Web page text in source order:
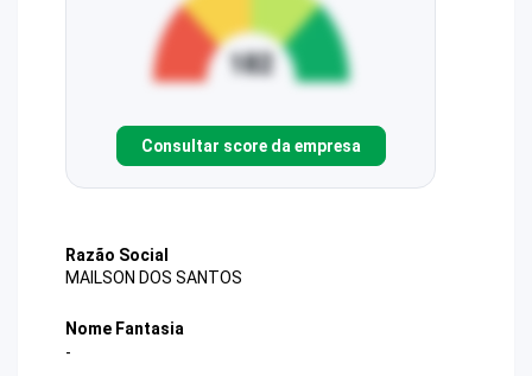
Consultar score da empresa
Razão Social
MAILSON DOS SANTOS
Nome Fantasia
-